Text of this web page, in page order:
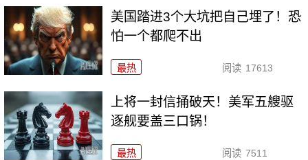
美国踏进3个大坑把自己埋了！恐
怕一个都爬不出
最热 阅读 17613
上将一封信捅破天！美军五艘驱
逐舰要盖三口锅！
最热 阅读 7511